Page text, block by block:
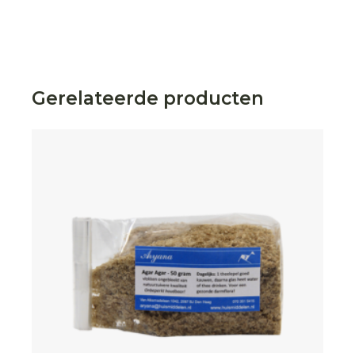
Gerelateerde producten